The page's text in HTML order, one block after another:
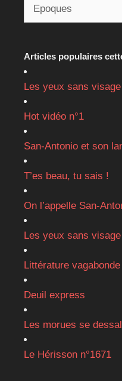
Articles populaires
Les yeux sans visage
Hot vidéo n°1
San-Antonio et son
T’es beau, tu sais !
On l’appelle San-
Les yeux sans
Littérature vagabonde
Deuil express
Les morues se
Le Hérisson n°1671